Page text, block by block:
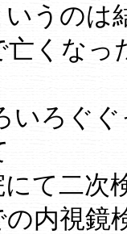
うのは
くなっ
いろぐ
て二次
の内視鏡